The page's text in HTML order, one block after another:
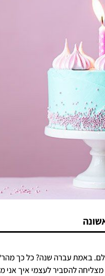
באמת עברה שנה? כל כך
להסביר לעצמי איך אני